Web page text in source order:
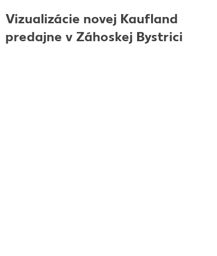
Vizualizácie novej Kaufland
predajne v Záhoskej Bystrici